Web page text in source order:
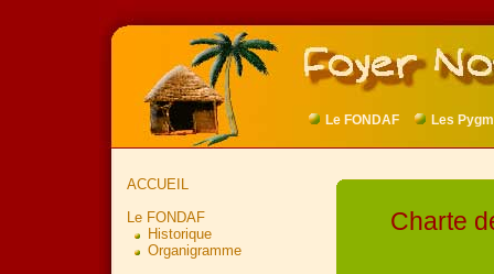
Le FONDAF Les
ACCUEIL
Le FONDAF
Historique
Organigramme
Charte